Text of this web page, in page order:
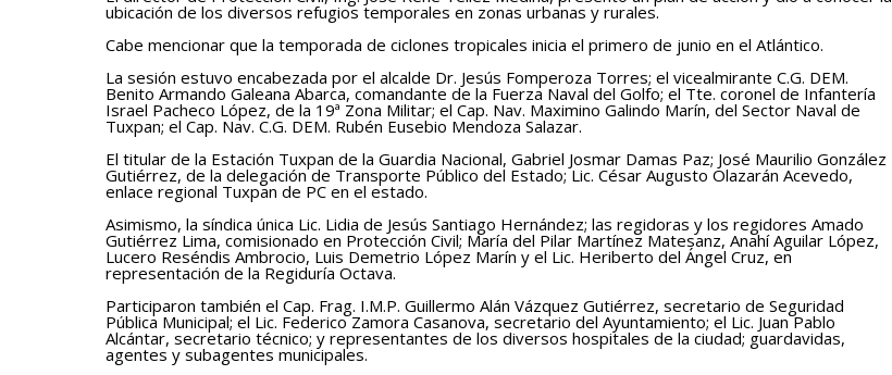
ubicación de los diversos refugios temporales en zonas urbanas y rurales.
Cabe mencionar que la temporada de ciclones tropicales inicia el primero de junio en el Atlántico.
La sesión estuvo encabezada por el alcalde Dr. Jesús Fomperoza Torres; el vicealmirante C.G. DEM.
Benito Armando Galeana Abarca, comandante de la Fuerza Naval del Golfo; el Tte. coronel de Infantería
Israel Pacheco López, de la 19ª Zona Militar; el Cap. Nav. Maximino Galindo Marín, del Sector Naval de
Tuxpan; el Cap. Nav. C.G. DEM. Rubén Eusebio Mendoza Salazar.
El titular de la Estación Tuxpan de la Guardia Nacional, Gabriel Josmar Damas Paz; José Maurilio González
Gutiérrez, de la delegación de Transporte Público del Estado; Lic. César Augusto Olazarán Acevedo,
enlace regional Tuxpan de PC en el estado.
Asimismo, la síndica única Lic. Lidia de Jesús Santiago Hernández; las regidoras y los regidores Amado
Gutiérrez Lima, comisionado en Protección Civil; María del Pilar Martínez Matesanz, Anahí Aguilar López,
Lucero Reséndis Ambrocio, Luis Demetrio López Marín y el Lic. Heriberto del Ángel Cruz, en
representación de la Regiduría Octava.
Participaron también el Cap. Frag. I.M.P. Guillermo Alán Vázquez Gutiérrez, secretario de Seguridad
Pública Municipal; el Lic. Federico Zamora Casanova, secretario del Ayuntamiento; el Lic. Juan Pablo
Alcántar, secretario técnico; y representantes de los diversos hospitales de la ciudad; guardavidas,
agentes y subagentes municipales.